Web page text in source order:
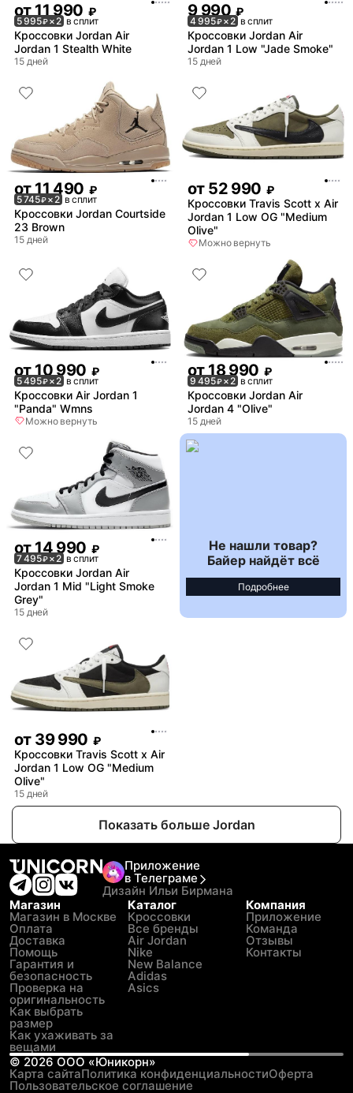
от11 990 ₽
5 995₽× 2 в сплит
Кроссовки Jordan Air
Jordan 1 Stealth White
15 дней
9 990 ₽
4 995₽× 2 в сплит
Кроссовки Jordan Air
Jordan 1 Low "Jade Smoke"
15 дней
от11 490 ₽
5 745₽× 2 в сплит
Кроссовки Jordan Courtside
23 Brown
15 дней
от 52 990 ₽
Кроссовки Travis Scott x Air
Jordan 1 Low OG "Medium
Olive"
Можно вернуть
от 10 990 ₽
5 495₽× 2 в сплит
Кроссовки Air Jordan 1
"Panda" Wmns
Можно вернуть
от 18 990 ₽
9 495₽× 2 в сплит
Кроссовки Jordan Air
Jordan 4 "Olive"
15 дней
от14 990 ₽
7 495₽× 2 в сплит
Кроссовки Jordan Air
Jordan 1 Mid "Light Smoke
Grey"
15 дней
Не нашли товар?
Байер найдёт всё
Подробнее
от 39 990 ₽
Кроссовки Travis Scott x Air
Jordan 1 Low OG "Medium
Olive"
15 дней
Показать больше Jordan
Приложение
в Телеграме
Дизайн Ильи Бирмана
Магазин
Магазин в Москве
Оплата
Доставка
Помощь
Гарантия и
безопасность
Проверка на
оригинальность
Как выбрать
размер
Как ухаживать за
вещами
Каталог
Кроссовки
Все бренды
Air Jordan
Nike
New Balance
Adidas
Asics
Компания
Приложение
Команда
Отзывы
Контакты
© 2026 ООО «Юникорн»
Карта сайтаПолитика конфиденциальностиОферта
Пользовательское соглашение